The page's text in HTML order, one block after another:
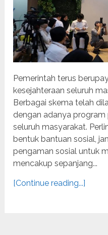
Pemerintah terus
kesejahteraan seluruh
Berbagai skema telah
dengan adanya
seluruh masyarakat.
bentuk bantuan sosial,
pengaman sosial untuk
mencakup sepanjang...
[Continue reading...]